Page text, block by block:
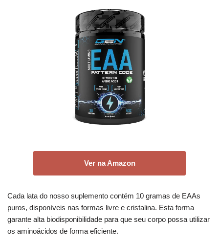
Ver na Amazon
Cada lata do nosso suplemento contém 10 gramas de EAAs
puros, disponíveis nas formas livre e cristalina. Esta forma
garante alta biodisponibilidade para que seu corpo possa utilizar
os aminoácidos de forma eficiente.